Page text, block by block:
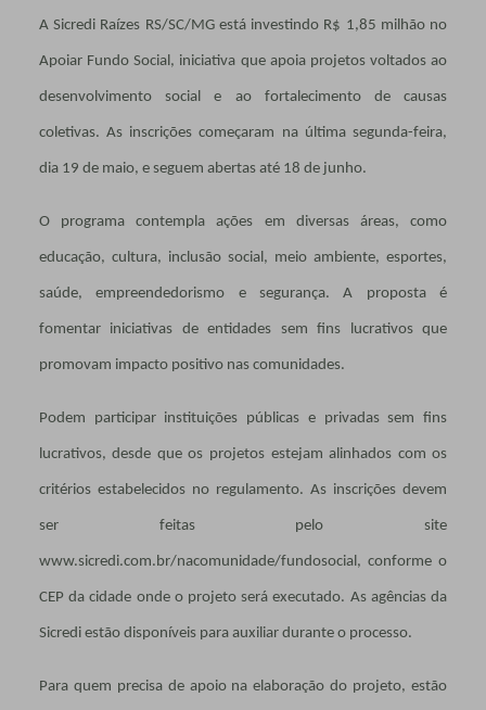
A Sicredi Raízes RS/SC/MG está investindo R$ 1,85 milhão no
Apoiar Fundo Social, iniciativa que apoia projetos voltados ao
desenvolvimento social e ao fortalecimento de causas
coletivas. As inscrições começaram na última segunda-feira,
dia 19 de maio, e seguem abertas até 18 de junho.
O programa contempla ações em diversas áreas, como
educação, cultura, inclusão social, meio ambiente, esportes,
saúde, empreendedorismo e segurança. A proposta é
fomentar iniciativas de entidades sem fins lucrativos que
promovam impacto positivo nas comunidades.
Podem participar instituições públicas e privadas sem fins
lucrativos, desde que os projetos estejam alinhados com os
critérios estabelecidos no regulamento. As inscrições devem
ser feitas pelo site
www.sicredi.com.br/nacomunidade/fundosocial, conforme o
CEP da cidade onde o projeto será executado. As agências da
Sicredi estão disponíveis para auxiliar durante o processo.
Para quem precisa de apoio na elaboração do projeto, estão